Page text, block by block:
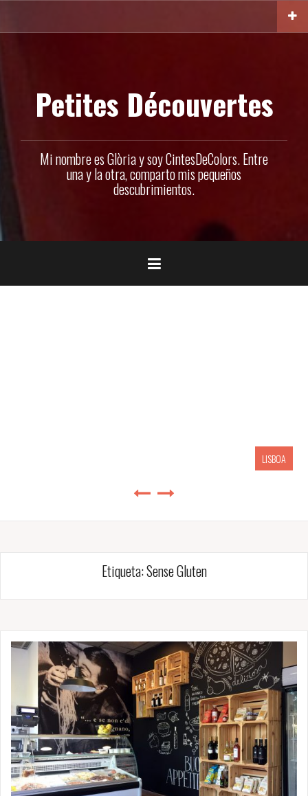
Petites Découvertes
Mi nombre es Glòria y soy CintesDeColors. Entre
una y la otra, comparto mis pequeños
descubrimientos.
LISBOA
Etiqueta:Sense Gluten